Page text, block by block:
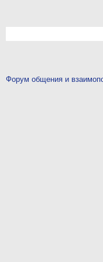
Форум общения и